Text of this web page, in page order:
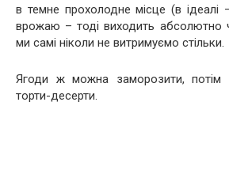
в темне прохолодне місце (в
врожаю – тоді виходить абсолютно
ми самі ніколи не витримуємо стільки.
Ягоди ж можна заморозити, потім
торти-десерти.